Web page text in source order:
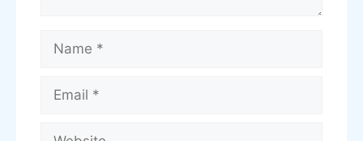
Name
Email
Website